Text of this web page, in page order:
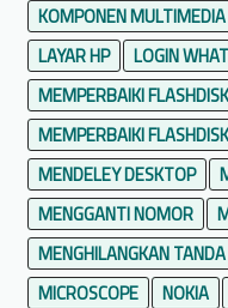
KOMPONEN MULTIMEDIA
LAYAR HP
LOGIN
MEMPERBAIKI
MEMPERBAIKI
MENDELEY DESKTOP
MENGGANTI NOMOR
MENGHILANGKAN TANDA
MICROSCOPE
NOKIA